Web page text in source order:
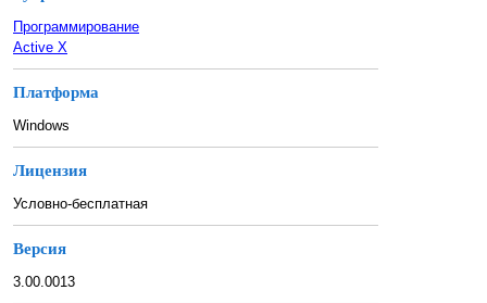
Программирование
Active X
Платформа
Windows
Лицензия
Условно-бесплатная
Версия
3.00.0013